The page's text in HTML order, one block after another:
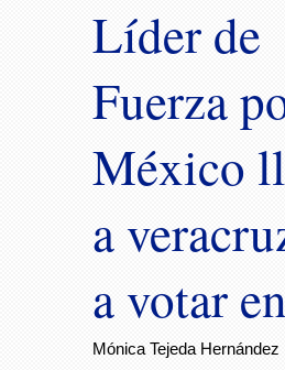
Líder de
Fuerza
México
a
a votar
Mónica Tejeda Hernández